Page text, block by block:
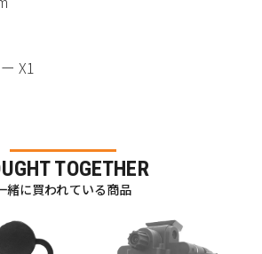
X1
TOGETHER
緒に買われている商品